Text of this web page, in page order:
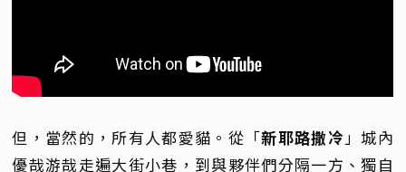
但，當然的，所有人都愛貓。從「新耶路撒冷 」城內
優哉游哉走遍大街小巷，到與夥伴們分隔一方、獨自